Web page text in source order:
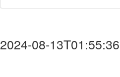
2024-08-